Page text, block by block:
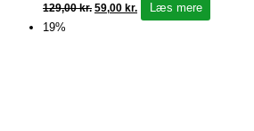
129,00kr. 59,00 kr.
Læs mere
19%